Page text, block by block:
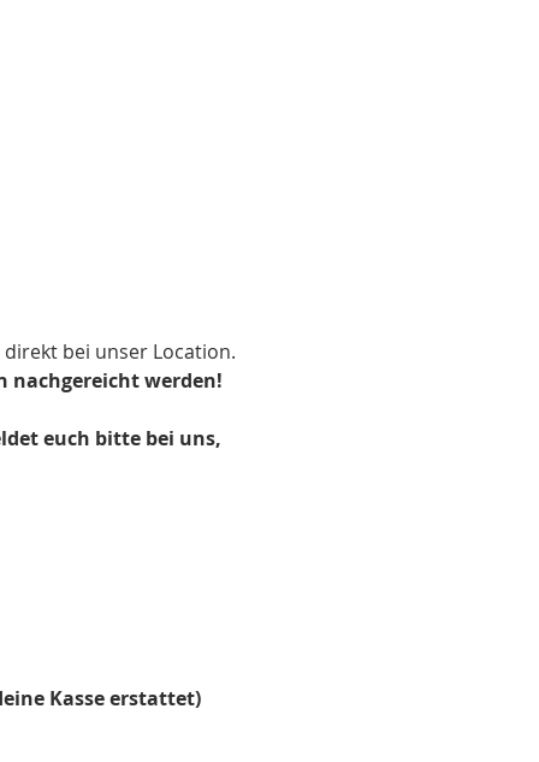
direkt bei unser Location.
nachgereicht werden!
euch bitte bei uns,
Kasse erstattet)